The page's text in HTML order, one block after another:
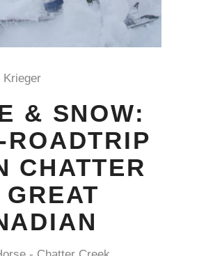
Krieger
& SNOW:
ROADTRIP
CHATTER